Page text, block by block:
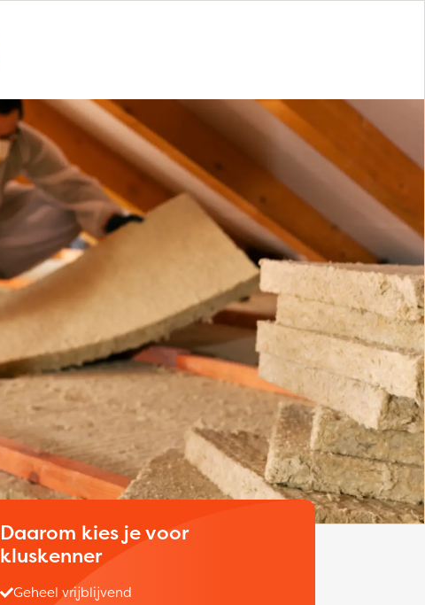
Daarom kies je voor
kluskenner
Geheel vrijblijvend